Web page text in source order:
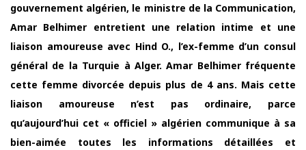
gouvernement algérien, le ministre de la Communication,
Amar Belhimer entretient une relation intime et une
liaison amoureuse avec Hind O., l’ex-femme d’un consul
général de la Turquie à Alger. Amar Belhimer fréquente
cette femme divorcée depuis plus de 4 ans. Mais cette
liaison amoureuse n’est pas ordinaire, parce
qu’aujourd’hui cet « officiel » algérien communique à sa
bien-aimée toutes les informations détaillées et